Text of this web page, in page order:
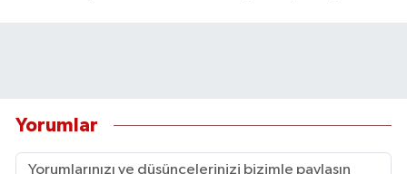
Yorumlar